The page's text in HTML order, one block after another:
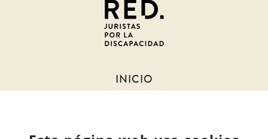
discapacidad
INICIO
SOBRE NOSOTROS